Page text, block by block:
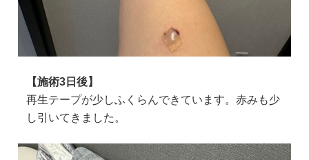
【施術3日後】
再生テープが少しふくらんできています。赤みも少
し引いてきました。